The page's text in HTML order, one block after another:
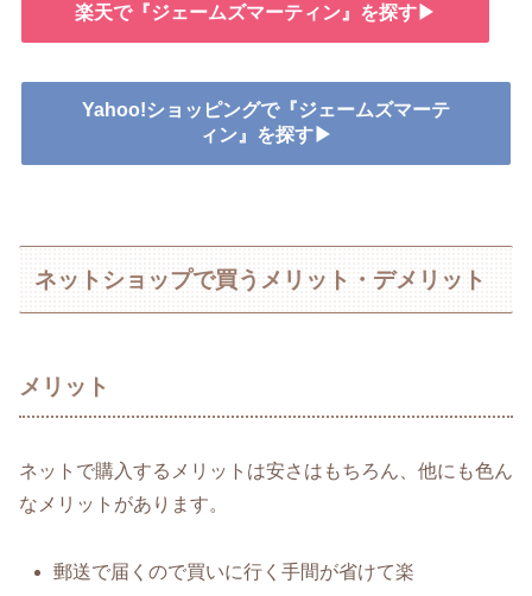
楽天で『ジェームズマーティン』を探す▶
Yahoo!ショッピングで『ジェームズマーテ
ィン』を探す▶
ネットショップで買うメリット・デメリット
メリット
ネットで購入するメリットは安さはもちろん、他にも色ん
なメリットがあります。
郵送で届くので買いに行く手間が省けて楽